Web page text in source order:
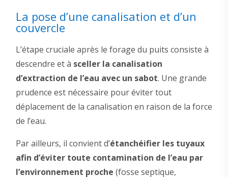
La pose d’une canalisation et d’un
couvercle
L’étape cruciale après le forage du puits consiste à
descendre et à sceller la canalisation
d’extraction de l’eau avec un sabot. Une grande
prudence est nécessaire pour éviter tout
déplacement de la canalisation en raison de la force
de l’eau.
Par ailleurs, il convient d’étanchéifier les tuyaux
afin d’éviter toute contamination de l’eau par
l’environnement proche (fosse septique,